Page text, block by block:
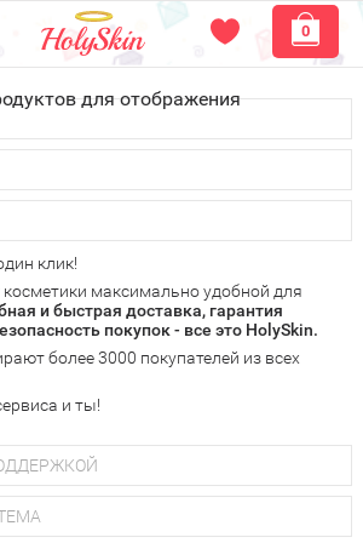
0
для отображения
по всем городам России.
курьером, Почтой России или
выдачи PickPoint или пункте
осуществляется ужена
возможность получитьбесплатную
доставки и оплаты в Вашем городе
свой заказ любым удобным способом:
(
(Альфа-банк, Сбербанк) и другими
клик!
максимально удобной для
и быстрая доставка, гарантия
покупок - все это HolySkin.
более 3000 покупателей из всех
и ты!
на все Ваши вопросы по работе
по товарам, рассказать о